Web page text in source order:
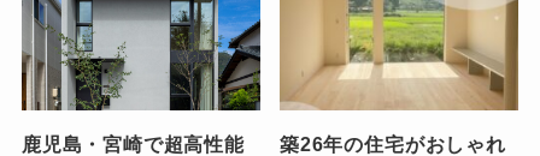
鹿児島・宮崎で超高性能
築26年の住宅がおしゃれ